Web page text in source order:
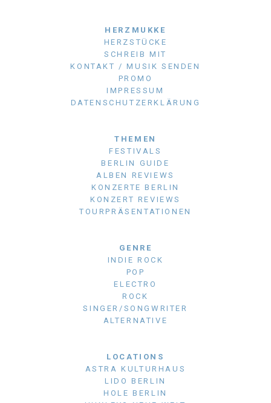
HERZMUKKE
HERZSTÜCKE
SCHREIB MIT
KONTAKT / MUSIK SENDEN
PROMO
IMPRESSUM
DATENSCHUTZERKLÄRUNG
THEMEN
FESTIVALS
BERLIN GUIDE
ALBEN REVIEWS
KONZERTE BERLIN
KONZERT REVIEWS
TOURPRÄSENTATIONEN
GENRE
INDIE ROCK
POP
ELECTRO
ROCK
SINGER/SONGWRITER
ALTERNATIVE
LOCATIONS
ASTRA KULTURHAUS
LIDO BERLIN
HOLE BERLIN